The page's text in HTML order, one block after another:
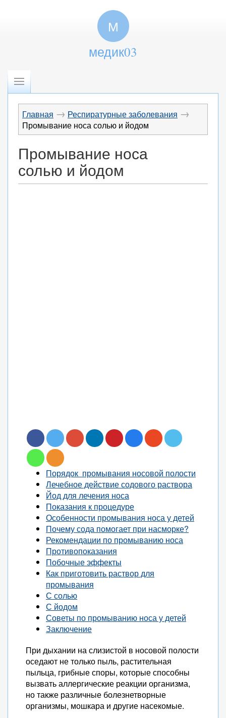
М
медик03
Главная → Респиратурные заболевания →
Промывание носа солью и йодом
Промывание носа
солью и йодом
Порядок промывания носовой полости
Лечебное действие содового раствора
Йод для лечения носа
Показания к процедуре
Особенности промывания носа у детей
Почему сода помогает при насморке?
Рекомендации по промыванию носа
Противопоказания
Побочные эффекты
Как приготовить раствор для
промывания
С солью
С йодом
Советы по промыванию носа у детей
Заключение
При дыхании на слизистой в носовой полости
оседают не только пыль, растительная
пыльца, грибные споры, которые способны
вызвать аллергические реакции организма,
но также различные болезнетворные
организмы, мошкара и другие насекомые.